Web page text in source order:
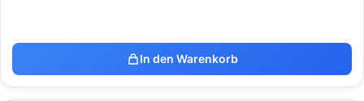
In den Warenkorb